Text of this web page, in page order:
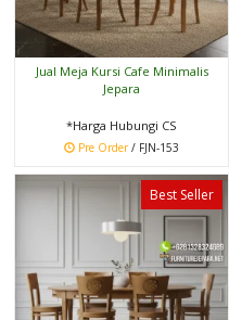
Jual Meja Kursi Cafe Minimalis
Jepara
*Harga Hubungi CS
Pre Order/ FJN-153
Best Seller